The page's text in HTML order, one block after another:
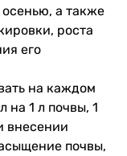
а также
роста
его
на каждом
на 1 л почвы, 1
внесении
почвы,